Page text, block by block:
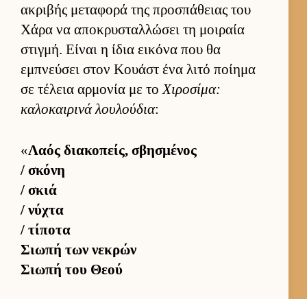
ακριβής μεταφορά της προσπάθειας του
Χάρα να αποκρυσταλ­λώσει τη μοι­ραία
στιγ­μή. Εί­ναι η ίδια ει­κόνα που θα
εμπνεύ­σει στον Κουάστ ένα λιτό ποί­ημα
σε τέλεια αρ­μονία με το Χιροσίμα:
καλοκαι­ρινά λου­λού­δια:
«Λαός δια­κοπείς, σβησμένος
/ σκόνη
/ σκιά
/ νύχτα
/ τίποτα
Σιωπή των νεκρών
Σιωπή του Θεού